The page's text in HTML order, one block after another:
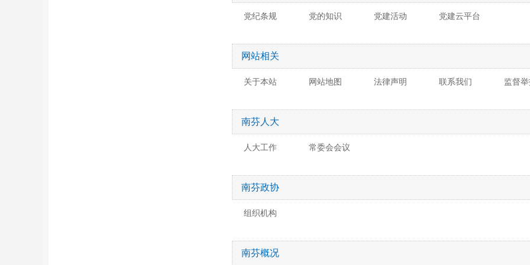
党纪条规 党的知识 党建活动 党建云平台
网站相关
关于本站 网站地图 法律声明 联系我们 监督
南芬人大
人大工作 常委会会议
南芬政协
组织机构
南芬概况